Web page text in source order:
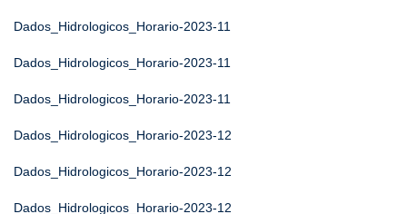
Dados_Hidrologicos_Horario-2023-11
Dados_Hidrologicos_Horario-2023-11
Dados_Hidrologicos_Horario-2023-11
Dados_Hidrologicos_Horario-2023-12
Dados_Hidrologicos_Horario-2023-12
Dados_Hidrologicos_Horario-2023-12